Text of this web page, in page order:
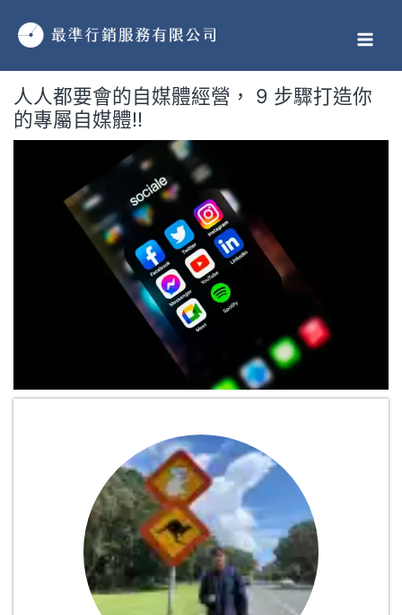
人人都要會的自媒體經營， 9 步驟打造你
的專屬自媒體!!